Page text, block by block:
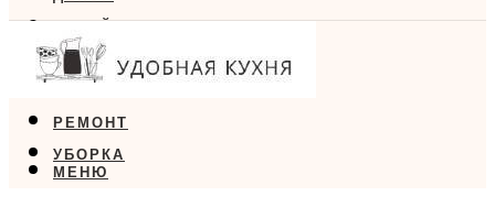
ДИЗАЙН
ЕДА
РЕМОНТ
УБОРКА
МЕНЮ